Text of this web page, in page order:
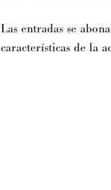
Las entradas se
características de la